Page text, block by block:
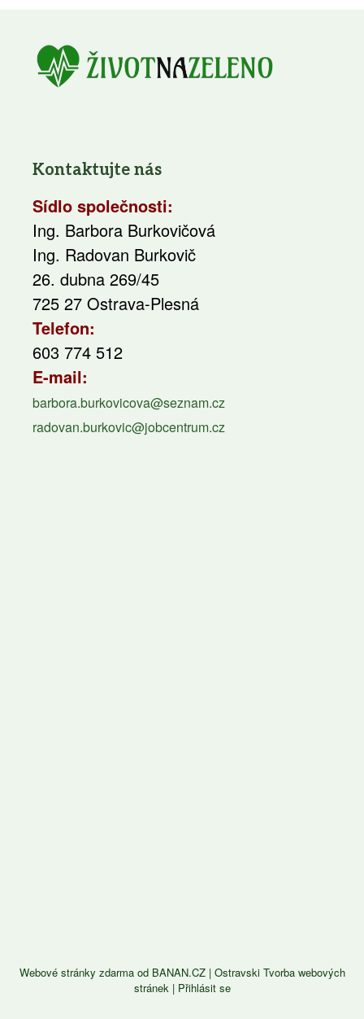
Kontaktujte nás
Sídlo společnosti:
Ing. Barbora Burkovičová
Ing. Radovan Burkovič
26. dubna 269/45
725 27 Ostrava-Plesná
Telefon:
603 774 512
E-mail:
barbora.burkovicova@seznam.cz
radovan.burkovic@jobcentrum.cz
Webové stránky zdarmaod BANAN.CZ| Ostravski Tvorba webových
stránek | Přihlásit se